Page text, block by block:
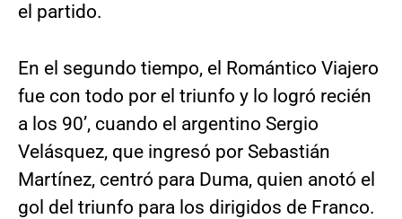
el partido.
En el segundo tiempo, el Romántico Viajero
fue con todo por el triunfo y lo logró recién
a los 90’, cuando el argentino Sergio
Velásquez, que ingresó por Sebastián
Martínez, centró para Duma, quien anotó el
gol del triunfo para los dirigidos de Franco.